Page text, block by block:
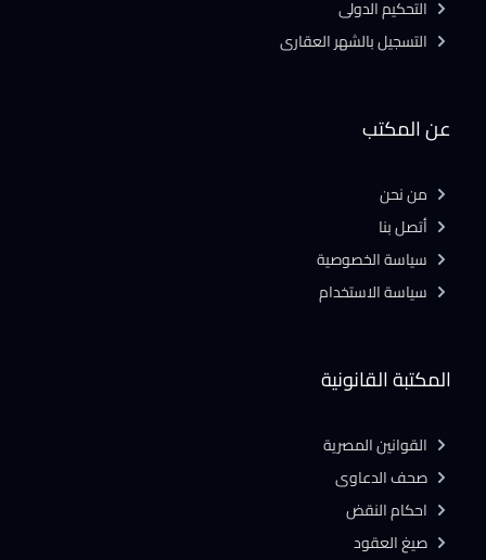
المكتبة القانونية
القوانين المصرية
صحف الدعاوى
احكام النقض
صيغ العقود
عن المكتب
من نحن
أتصل بنا
سياسة الخصوصية
سياسة الاستخدام
التحكيم الدولى
التسجيل بالشهر العقارى